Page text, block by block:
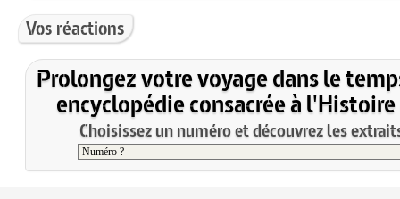
Vos réactions
Prolongez votre voyage dans le
encyclopédie consacrée à l'Histoire
Choisissez un numéro et découvrez les